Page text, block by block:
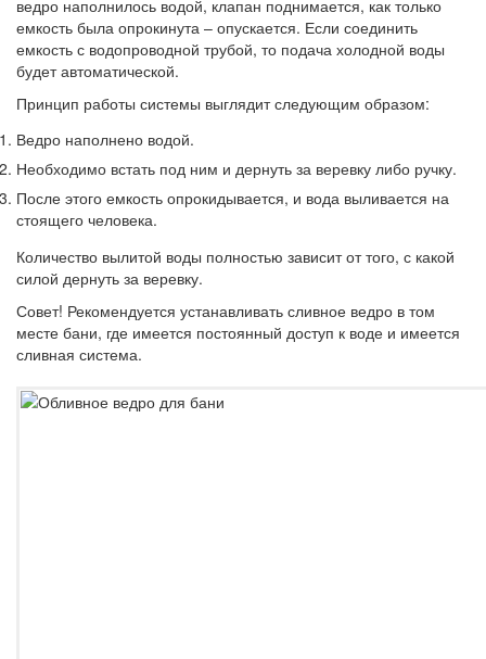
ведро наполнилось водой, клапан поднимается, как только
емкость была опрокинута – опускается. Если соединить
емкость с водопроводной трубой, то подача холодной воды
будет автоматической.
Принцип работы системы выглядит следующим образом:
Ведро наполнено водой.
Необходимо встать под ним и дернуть за веревку либо ручку.
После этого емкость опрокидывается, и вода выливается на
стоящего человека.
Количество вылитой воды полностью зависит от того, с какой
силой дернуть за веревку.
Совет! Рекомендуется устанавливать сливное ведро в том
месте бани, где имеется постоянный доступ к воде и имеется
сливная система.